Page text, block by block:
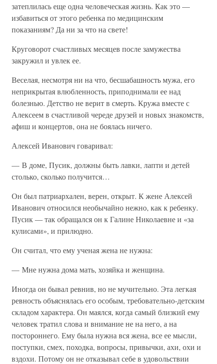
затеплилась еще одна человеческая жизнь. Как это —
избавиться от этого ребенка по медицинским
показаниям? Да ни за что на свете!
Круговорот счастливых месяцев после замужества
закружил и увлек ее.
Веселая, несмотря ни на что, бесшабашность мужа, его
неприкрытая влюбленность, приподнимали ее над
болезнью. Детство не верит в смерть. Кружа вместе с
Алексеем в счастливой череде друзей и новых знакомств,
афиш и концертов, она не боялась ничего.
Алексей Иванович говаривал:
— В доме, Пусик, должны быть лавки, лапти и детей
столько, сколько получится…
Он был патриархален, верен, открыт. К жене Алексей
Иванович относился необычайно нежно, как к ребенку.
Пусик — так обращался он к Галине Николаевне и «за
кулисами», и прилюдно.
Он считал, что ему ученая жена не нужна:
— Мне нужна дома мать, хозяйка и женщина.
Иногда он бывал ревнив, но не мучительно. Эта легкая
ревность объяснялась его особым, требовательно-детским
складом характера. Он маялся, когда самый близкий ему
человек тратил слова и внимание не на него, а на
постороннего. Ему была нужна вся жена, все ее мысли,
поступки, смех, походка, вопросы, привычки, ахи, охи и
вздохи. Потому он не отказывал себе в удовольствии